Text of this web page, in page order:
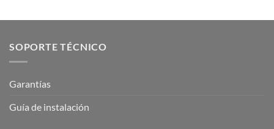
SOPORTE TÉCNICO
Garantías
Guía de instalación